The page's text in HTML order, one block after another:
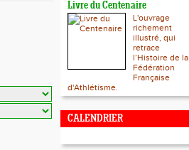
Livre du Centenaire
L'ouvrage
richement
illustré, qui
retrace
l’Histoire de la
Fédération
Française
d'Athlétisme.
CALENDRIER